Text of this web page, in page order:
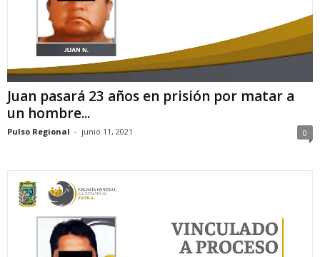
Juan pasará 23 años en prisión por matar a
un hombre...
Pulso Regional - junio 11, 2021 0